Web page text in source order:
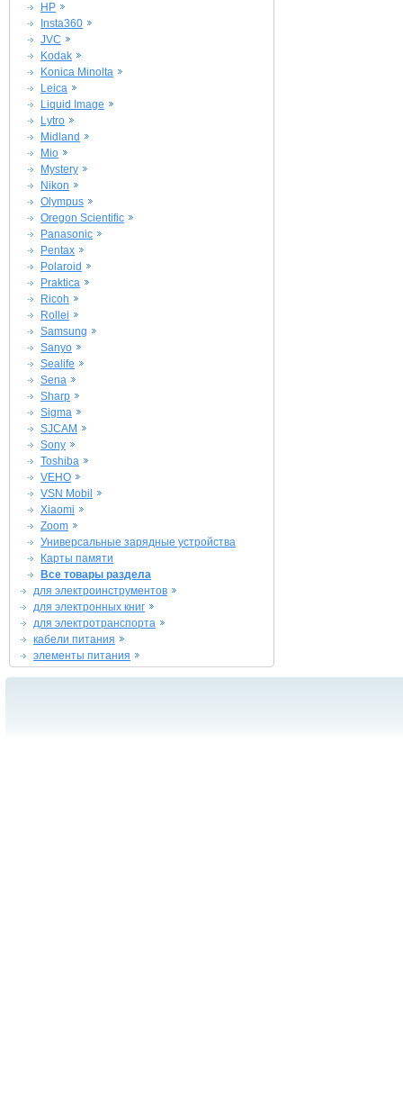
HP
Insta360
JVC
Kodak
Konica Minolta
Leica
Liquid Image
Lytro
Midland
Mio
Mystery
Nikon
Olympus
Oregon Scientific
Panasonic
Pentax
Polaroid
Praktica
Ricoh
Rollei
Samsung
Sanyo
Sealife
Sena
Sharp
Sigma
SJCAM
Sony
Toshiba
VEHO
VSN Mobil
Xiaomi
Zoom
Универсальные зарядные устройства
Карты памяти
Все товары раздела
для электроинструментов
для электронных книг
для электротранспорта
кабели питания
элементы питания